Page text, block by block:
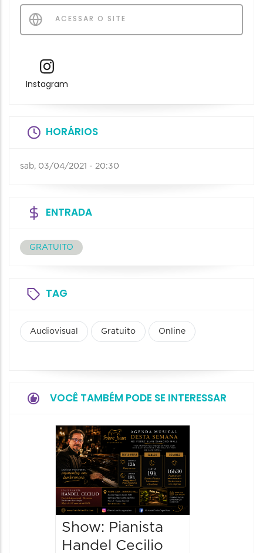
ACESSAR O SITE
Instagram
HORÁRIOS
sab, 03/04/2021 - 20:30
ENTRADA
GRATUITO
TAG
Audiovisual Gratuito Online
VOCÊ TAMBÉM PODE SE INTERESSAR
Show: Pianista
Handel Cecilio